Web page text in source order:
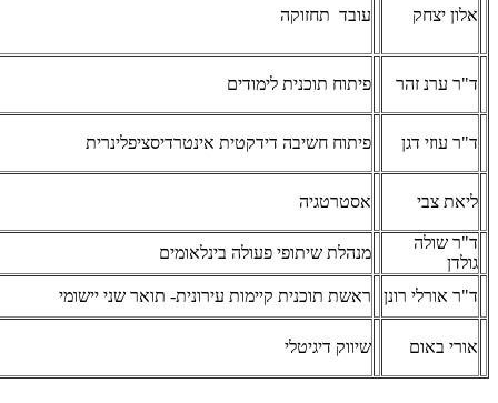
אלון יצחק עובד תחזוקה
ד"ר ערנ זהר פיתוח תוכנית לימודים
ד"ר עוזי דגן פיתוח חשיבה דידקטית אינטרדיסציפלינרית
ליאת צבי אסטרטגיה
ד"ר שולה
גולדן
מנהלת שיתופי פעולה בינלאומים
ד"ר אורלי רונן ראשת תוכנית קיימות עירונית- תואר שני יישומי
אורי באום שיווק דיגיטלי